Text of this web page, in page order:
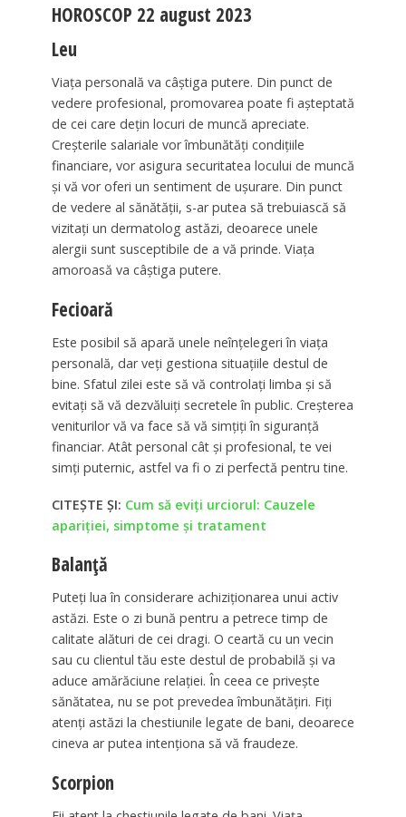
HOROSCOP 22 august 2023
Leu
Viața personală va câștiga putere. Din punct de
vedere profesional, promovarea poate fi așteptată
de cei care dețin locuri de muncă apreciate.
Creșterile salariale vor îmbunătăți condițiile
financiare, vor asigura securitatea locului de muncă
și vă vor oferi un sentiment de ușurare. Din punct
de vedere al sănătății, s-ar putea să trebuiască să
vizitați un dermatolog astăzi, deoarece unele
alergii sunt susceptibile de a vă prinde. Viața
amoroasă va câștiga putere.
Fecioară
Este posibil să apară unele neînțelegeri în viața
personală, dar veți gestiona situațiile destul de
bine. Sfatul zilei este să vă controlați limba și să
evitați să vă dezvăluiți secretele în public. Creșterea
veniturilor vă va face să vă simțiți în siguranță
financiar. Atât personal cât și profesional, te vei
simți puternic, astfel va fi o zi perfectă pentru tine.
CITEȘTE ȘI: Cum să eviți urciorul: Cauzele
apariției, simptome și tratament
Balanță
Puteți lua în considerare achiziționarea unui activ
astăzi. Este o zi bună pentru a petrece timp de
calitate alături de cei dragi. O ceartă cu un vecin
sau cu clientul tău este destul de probabilă și va
aduce amărăciune relației. În ceea ce privește
sănătatea, nu se pot prevedea îmbunătățiri. Fiți
atenți astăzi la chestiunile legate de bani, deoarece
cineva ar putea intenționa să vă fraudeze.
Scorpion